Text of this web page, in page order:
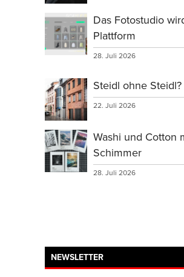
Das Fotostudio
Plattform
28. Juli 2026
Steidl ohne Steidl?
22. Juli 2026
Washi und Cotton
Schimmer
28. Juli 2026
NEWSLETTER